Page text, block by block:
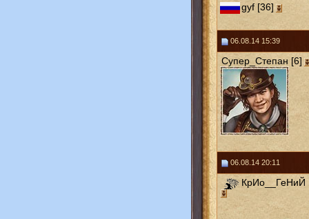
gyf [36]
06.08.14 15:39
Супер_Степан [6]
06.08.14 20:11
КрИо__ГеНиЙ